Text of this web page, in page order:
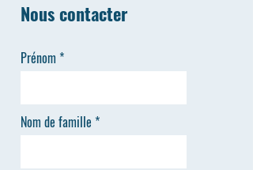
Nous contacter
Prénom
Nom de famille